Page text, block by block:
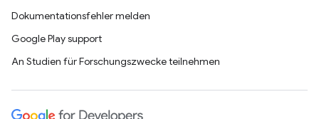
Dokumentationsfehler melden
Google Play support
An Studien für Forschungszwecke teilnehmen